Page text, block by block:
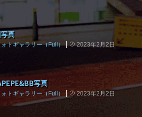
真
トギャラリー（Full）
2023年2月2日
写真
トギャラリー（Full）
2023年2月2日